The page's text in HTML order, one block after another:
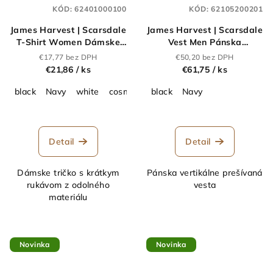
James Harvest | Scarsdale
T-Shirt Women Dámske
tričko z ťažkej
bavlny_62.4010
€17,77 bez DPH
€21,86 / ks
black
Navy white cosmos hazel
Detail
Dámske tričko s krátkym
rukávom z odolného
materiálu
KÓD:62401000100
James Harvest | Scarsdale
Vest Men Pánska
prešívaná vesta_62.1052
€50,20 bez DPH
€61,75 / ks
black
Navy
Detail
Pánska vertikálne prešívaná
vesta
KÓD:62105200201
Novinka Novinka